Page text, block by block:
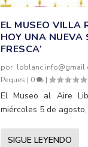
EL MUSEO VILLA
HOY UNA NUEVA
FRESCA’
por
Peques | 0 |
El Museo al Aire
miércoles 5 de
SIGUE LEYENDO